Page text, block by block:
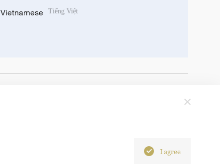
Vietnamese Tiếng Việt
I agree